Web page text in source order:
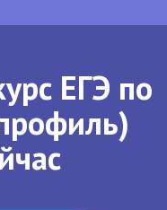
ЕГЭ по